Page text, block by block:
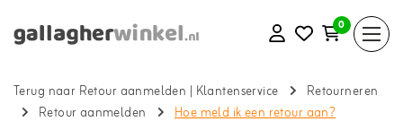
0
Terug naar Retour aanmelden | Klantenservice
Retourneren
Retour aanmelden
Hoe meld ik een retour aan?